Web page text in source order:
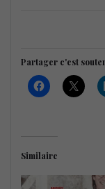
Partager c'est
Similaire